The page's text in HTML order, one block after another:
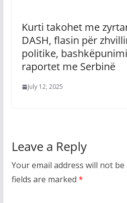
Kurti takohet me
DASH, flasin për
politike,
raportet me Serbinë
July 12, 2025
Leave a Reply
Your email address will not be
fields are marked *